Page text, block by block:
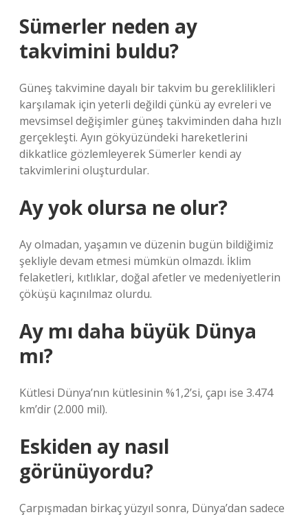
Sümerler neden ay
takvimini buldu?
Güneş takvimine dayalı bir takvim bu gereklilikleri
karşılamak için yeterli değildi çünkü ay evreleri ve
mevsimsel değişimler güneş takviminden daha hızlı
gerçekleşti. Ayın gökyüzündeki hareketlerini
dikkatlice gözlemleyerek Sümerler kendi ay
takvimlerini oluşturdular.
Ay yok olursa ne olur?
Ay olmadan, yaşamın ve düzenin bugün bildiğimiz
şekliyle devam etmesi mümkün olmazdı. İklim
felaketleri, kıtlıklar, doğal afetler ve medeniyetlerin
çöküşü kaçınılmaz olurdu.
Ay mı daha büyük Dünya
mı?
Kütlesi Dünya’nın kütlesinin %1,2’si, çapı ise 3.474
km’dir (2.000 mil).
Eskiden ay nasıl
görünüyordu?
Çarpışmadan birkaç yüzyıl sonra, Dünya’dan sadece